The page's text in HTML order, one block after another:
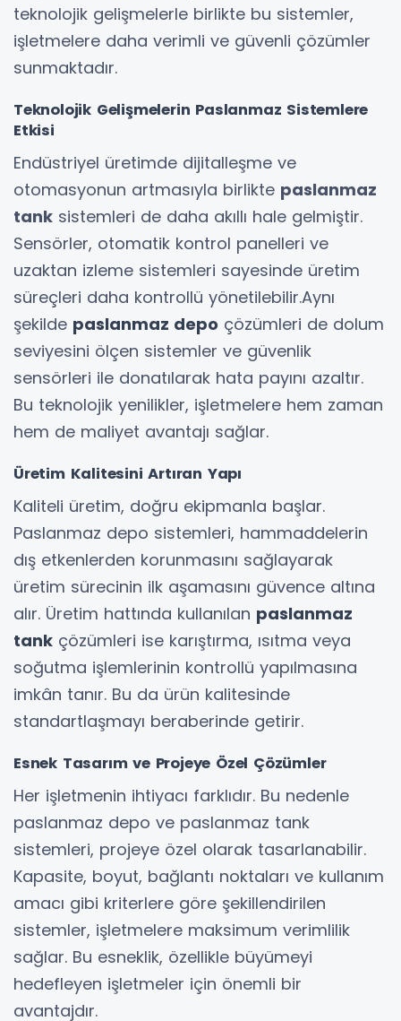
teknolojik gelişmelerle birlikte bu sistemler,
işletmelere daha verimli ve güvenli çözümler
sunmaktadır.
Teknolojik Gelişmelerin Paslanmaz Sistemlere
Etkisi
Endüstriyel üretimde dijitalleşme ve
otomasyonun artmasıyla birlikte paslanmaz
tank sistemleri de daha akıllı hale gelmiştir.
Sensörler, otomatik kontrol panelleri ve
uzaktan izleme sistemleri sayesinde üretim
süreçleri daha kontrollü yönetilebilir.Aynı
şekilde paslanmaz depo çözümleri de dolum
seviyesini ölçen sistemler ve güvenlik
sensörleri ile donatılarak hata payını azaltır.
Bu teknolojik yenilikler, işletmelere hem zaman
hem de maliyet avantajı sağlar.
Üretim Kalitesini Artıran Yapı
Kaliteli üretim, doğru ekipmanla başlar.
Paslanmaz depo sistemleri, hammaddelerin
dış etkenlerden korunmasını sağlayarak
üretim sürecinin ilk aşamasını güvence altına
alır. Üretim hattında kullanılan paslanmaz
tank çözümleri ise karıştırma, ısıtma veya
soğutma işlemlerinin kontrollü yapılmasına
imkân tanır. Bu da ürün kalitesinde
standartlaşmayı beraberinde getirir.
Esnek Tasarım ve Projeye Özel Çözümler
Her işletmenin ihtiyacı farklıdır. Bu nedenle
paslanmaz depo ve paslanmaz tank
sistemleri, projeye özel olarak tasarlanabilir.
Kapasite, boyut, bağlantı noktaları ve kullanım
amacı gibi kriterlere göre şekillendirilen
sistemler, işletmelere maksimum verimlilik
sağlar. Bu esneklik, özellikle büyümeyi
hedefleyen işletmeler için önemli bir
avantajdır.